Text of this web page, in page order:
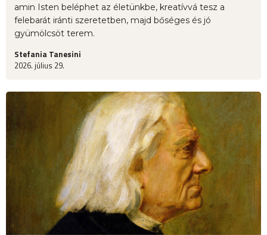
amin Isten beléphet az életünkbe, kreatívvá tesz a
felebarát iránti szeretetben, majd bőséges és jó
gyümölcsöt terem.
Stefania Tanesini
2026. július 29.